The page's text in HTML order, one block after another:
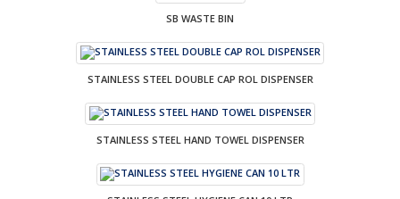
SB WASTE BIN
STAINLESS STEEL DOUBLE CAP ROL DISPENSER
STAINLESS STEEL HAND TOWEL DISPENSER